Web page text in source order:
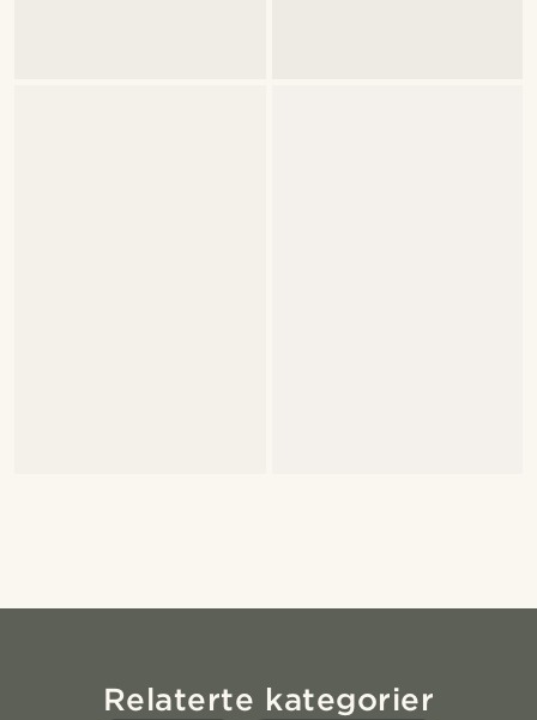
Relaterte kategorier